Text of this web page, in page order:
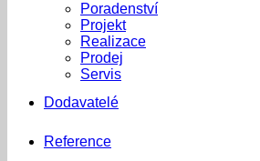
Poradenství
Projekt
Realizace
Prodej
Servis
Dodavatelé
Reference